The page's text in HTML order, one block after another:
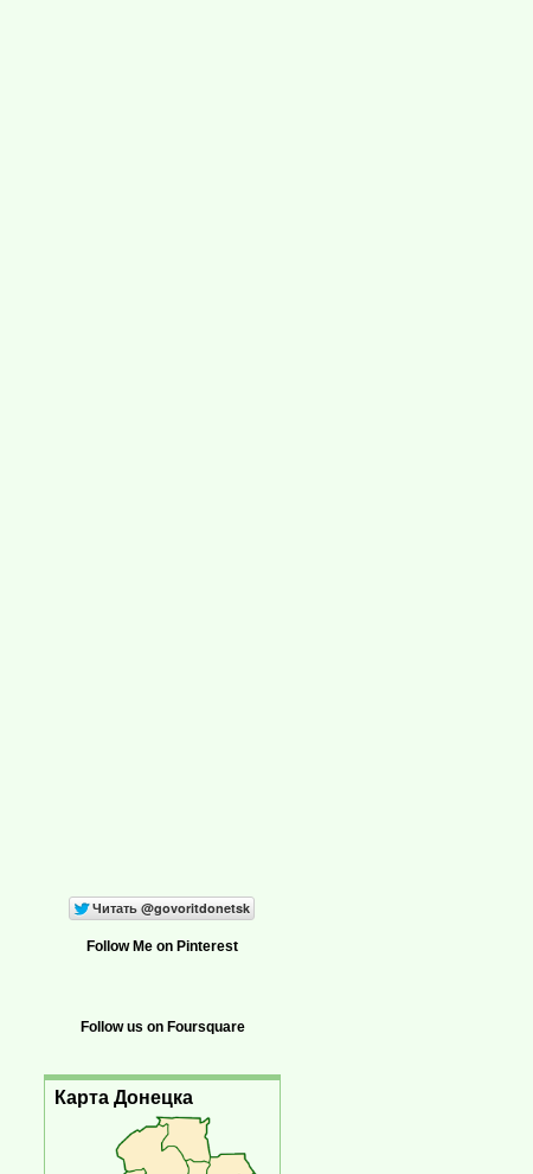
Follow Me on Pinterest
Follow us on Foursquare
Карта Донецка